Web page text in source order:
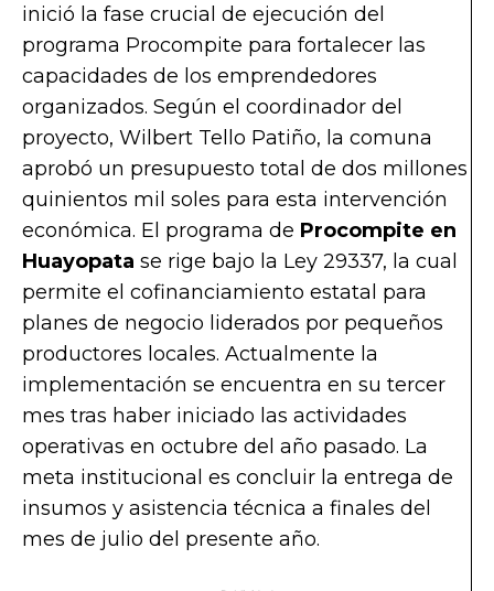
inició la fase crucial de ejecución del
programa Procompite para fortalecer las
capacidades de los emprendedores
organizados. Según el coordinador del
proyecto, Wilbert Tello Patiño, la comuna
aprobó un presupuesto total de dos millones
quinientos mil soles para esta intervención
económica. El programa de Procompite en
Huayopata se rige bajo la Ley 29337, la cual
permite el cofinanciamiento estatal para
planes de negocio liderados por pequeños
productores locales. Actualmente la
implementación se encuentra en su tercer
mes tras haber iniciado las actividades
operativas en octubre del año pasado. La
meta institucional es concluir la entrega de
insumos y asistencia técnica a finales del
mes de julio del presente año.